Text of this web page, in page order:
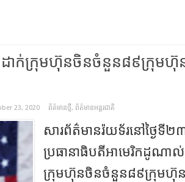
ដាក់ក្រុមហ៊ុនចិនចំនួន​៨៩ក្រុមហ៊ុន
23, 2020 ព័ត៌មានថ្មី, ព័ត៌មានអន្តរជាតិ
សារព័ត៌មានរ៉យទ័រ​នៅថ្ងៃទី​២៣
ប្រធានាធិបតីអាមេរិក​ដូណាល់
ក្រុមហ៊ុនចិនចំនួន​៨៩ក្រុមហ៊ុន